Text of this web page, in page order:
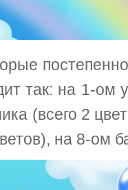
так: на 1-
(всего 2
на 8-ом